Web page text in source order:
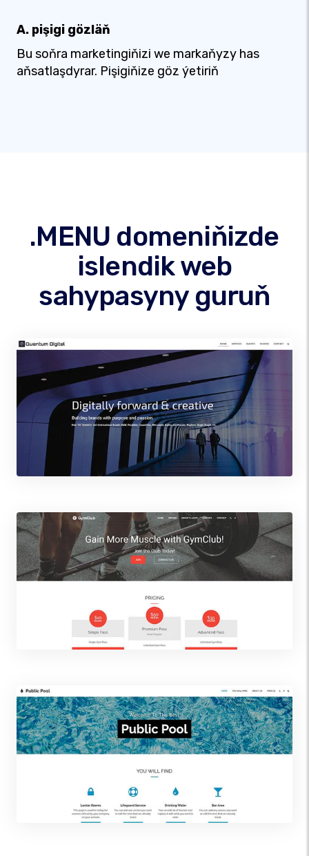
A. pişigi gözläň
Bu soňra marketingiňizi we markaňyzy has
aňsatlaşdyrar. Pişigiňize göz ýetiriň
.MENU domeniňizde
islendik web
sahypasyny guruň